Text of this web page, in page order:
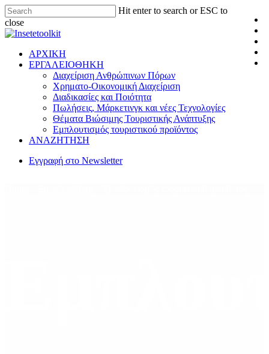
Hit enter to search or ESC to
close
ΑΡΧΙΚΗ
ΕΡΓΑΛΕΙΟΘΗΚΗ
Διαχείριση Ανθρώπινων Πόρων
Χρηματο-Οικονομική Διαχείριση
Διαδικασίες και Ποιότητα
Πωλήσεις, Μάρκετινγκ και νέες Τεχνολογίες
Θέματα Βιώσιμης Τουριστικής Ανάπτυξης
Εμπλουτισμός τουριστικού προϊόντος
ΑΝΑΖΗΤΗΣΗ
Εγγραφή στο Newsletter